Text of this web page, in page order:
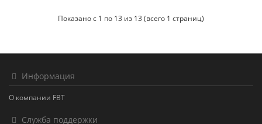
Показано с 1 по 13 из 13 (всего 1 страниц)
Информация
О компании FBT
Служба поддержки